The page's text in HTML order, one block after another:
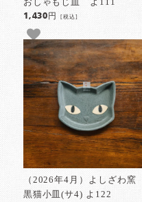
1,430円[税込]
（2026年4月）よしざわ窯
黒猫小皿(サ4) よ122